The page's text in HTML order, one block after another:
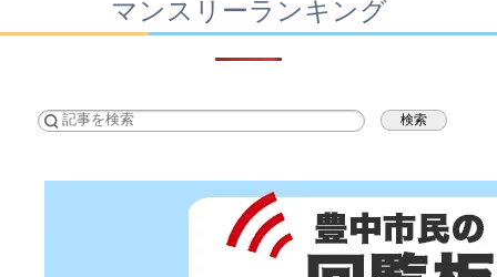
マンスリーランキング
検索